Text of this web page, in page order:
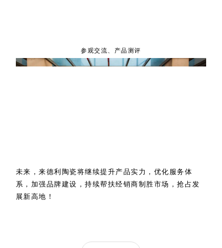
参观交流、产品测评
未来，来德利陶瓷将继续提升产品实力，优化服务体
系，加强品牌建设，持续帮扶经销商制胜市场，抢占发
展新高地！